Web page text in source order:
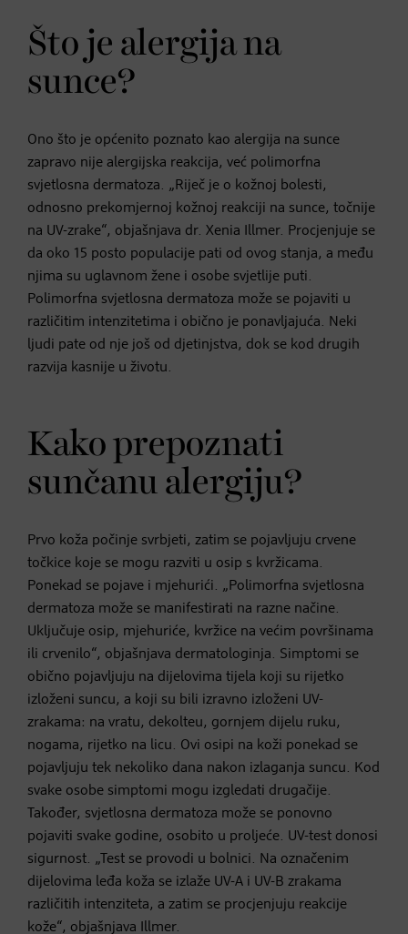
Što je alergija na
sunce?
Ono što je općenito poznato kao alergija na sunce
zapravo nije alergijska reakcija, već polimorfna
svjetlosna dermatoza. „Riječ je o kožnoj bolesti,
odnosno prekomjernoj kožnoj reakciji na sunce, točnije
na UV-zrake“, objašnjava dr. Xenia Illmer. Procjenjuje se
da oko 15 posto populacije pati od ovog stanja, a među
njima su uglavnom žene i osobe svjetlije puti.
Polimorfna svjetlosna dermatoza može se pojaviti u
različitim intenzitetima i obično je ponavljajuća. Neki
ljudi pate od nje još od djetinjstva, dok se kod drugih
razvija kasnije u životu.
Kako prepoznati
sunčanu alergiju?
Prvo koža počinje svrbjeti, zatim se pojavljuju crvene
točkice koje se mogu razviti u osip s kvržicama.
Ponekad se pojave i mjehurići. „Polimorfna svjetlosna
dermatoza može se manifestirati na razne načine.
Uključuje osip, mjehuriće, kvržice na većim površinama
ili crvenilo“, objašnjava dermatologinja. Simptomi se
obično pojavljuju na dijelovima tijela koji su rijetko
izloženi suncu, a koji su bili izravno izloženi UV-
zrakama: na vratu, dekolteu, gornjem dijelu ruku,
nogama, rijetko na licu. Ovi osipi na koži ponekad se
pojavljuju tek nekoliko dana nakon izlaganja suncu. Kod
svake osobe simptomi mogu izgledati drugačije.
Također, svjetlosna dermatoza može se ponovno
pojaviti svake godine, osobito u proljeće. UV-test donosi
sigurnost. „Test se provodi u bolnici. Na označenim
dijelovima leđa koža se izlaže UV-A i UV-B zrakama
različitih intenziteta, a zatim se procjenjuju reakcije
kože“, objašnjava Illmer.